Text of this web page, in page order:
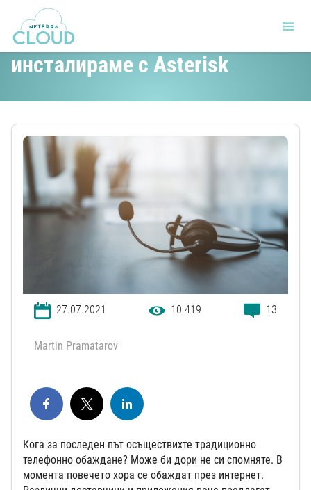
Какво е VoIP и как да го
инсталираме с Asterisk
27.07.2021 10 419 13
Martin Pramatarov
Кога за последен път осъществихте традиционно
телефонно обаждане? Може би дори не си спомняте. В
момента повечето хора се обаждат през интернет.